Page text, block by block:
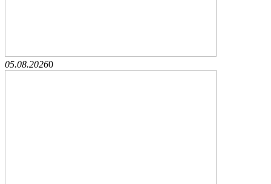
05.08.20260